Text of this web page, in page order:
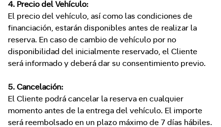
4. Precio del Vehículo:
El precio del vehículo, así como las condiciones de
financiación, estarán disponibles antes de realizar la
reserva. En caso de cambio de vehículo por no
disponibilidad del inicialmente reservado, el Cliente
será informado y deberá dar su consentimiento previo.
5. Cancelación:
El Cliente podrá cancelar la reserva en cualquier
momento antes de la entrega del vehículo. El importe
será reembolsado en un plazo máximo de 7 días hábiles.